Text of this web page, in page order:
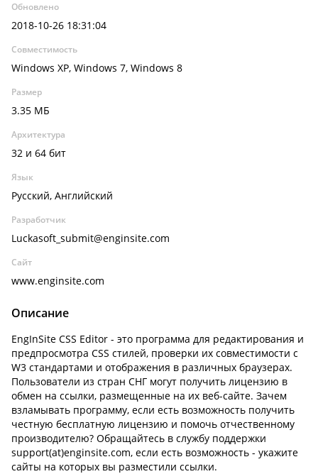
Обновлено
2018-10-26 18:31:04
Совместимость
Windows XP, Windows 7, Windows 8
Размер
3.35 МБ
Архитектура
32 и 64 бит
Язык
Русский, Английский
Разработчик
Luckasoft_submit@enginsite.com
Сайт
www.enginsite.com
Описание
EngInSite CSS Editor - это программа для редактирования и
предпросмотра CSS стилей, проверки их совместимости с
W3 стандартами и отображения в различных браузерах.
Пользователи из стран СНГ могут получить лицензию в
обмен на ссылки, размещенные на их веб-сайте. Зачем
взламывать программу, если есть возможность получить
честную бесплатную лицензию и помочь отчественному
производителю? Обращайтесь в службу поддержки
support(at)enginsite.com, если есть возможность - укажите
сайты на которых вы разместили ссылки.